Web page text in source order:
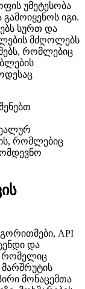
უმეტესობა
იგი.
სურთ და
მძღოლებს
რომლებიც
რომლებიც
API
და
რომელიც
მარშრუტის
მონაცემთა